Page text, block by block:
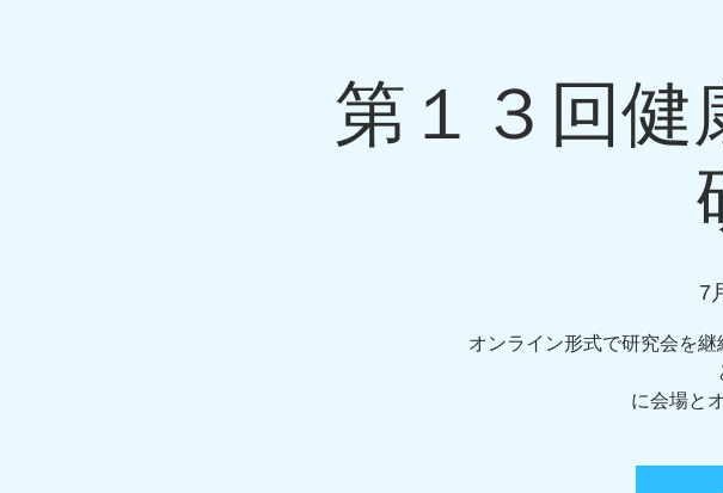
養護教諭研究フォーラ
第１３回健
7
オンライン形式で研究会を
に会場と